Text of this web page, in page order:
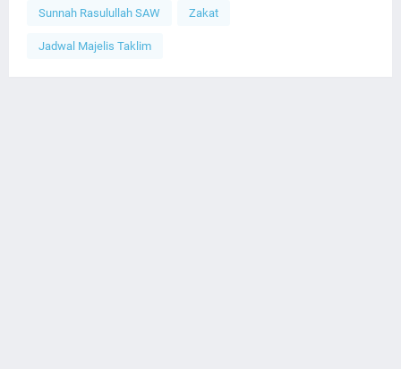
Sunnah Rasulullah SAW Zakat
Jadwal Majelis Taklim